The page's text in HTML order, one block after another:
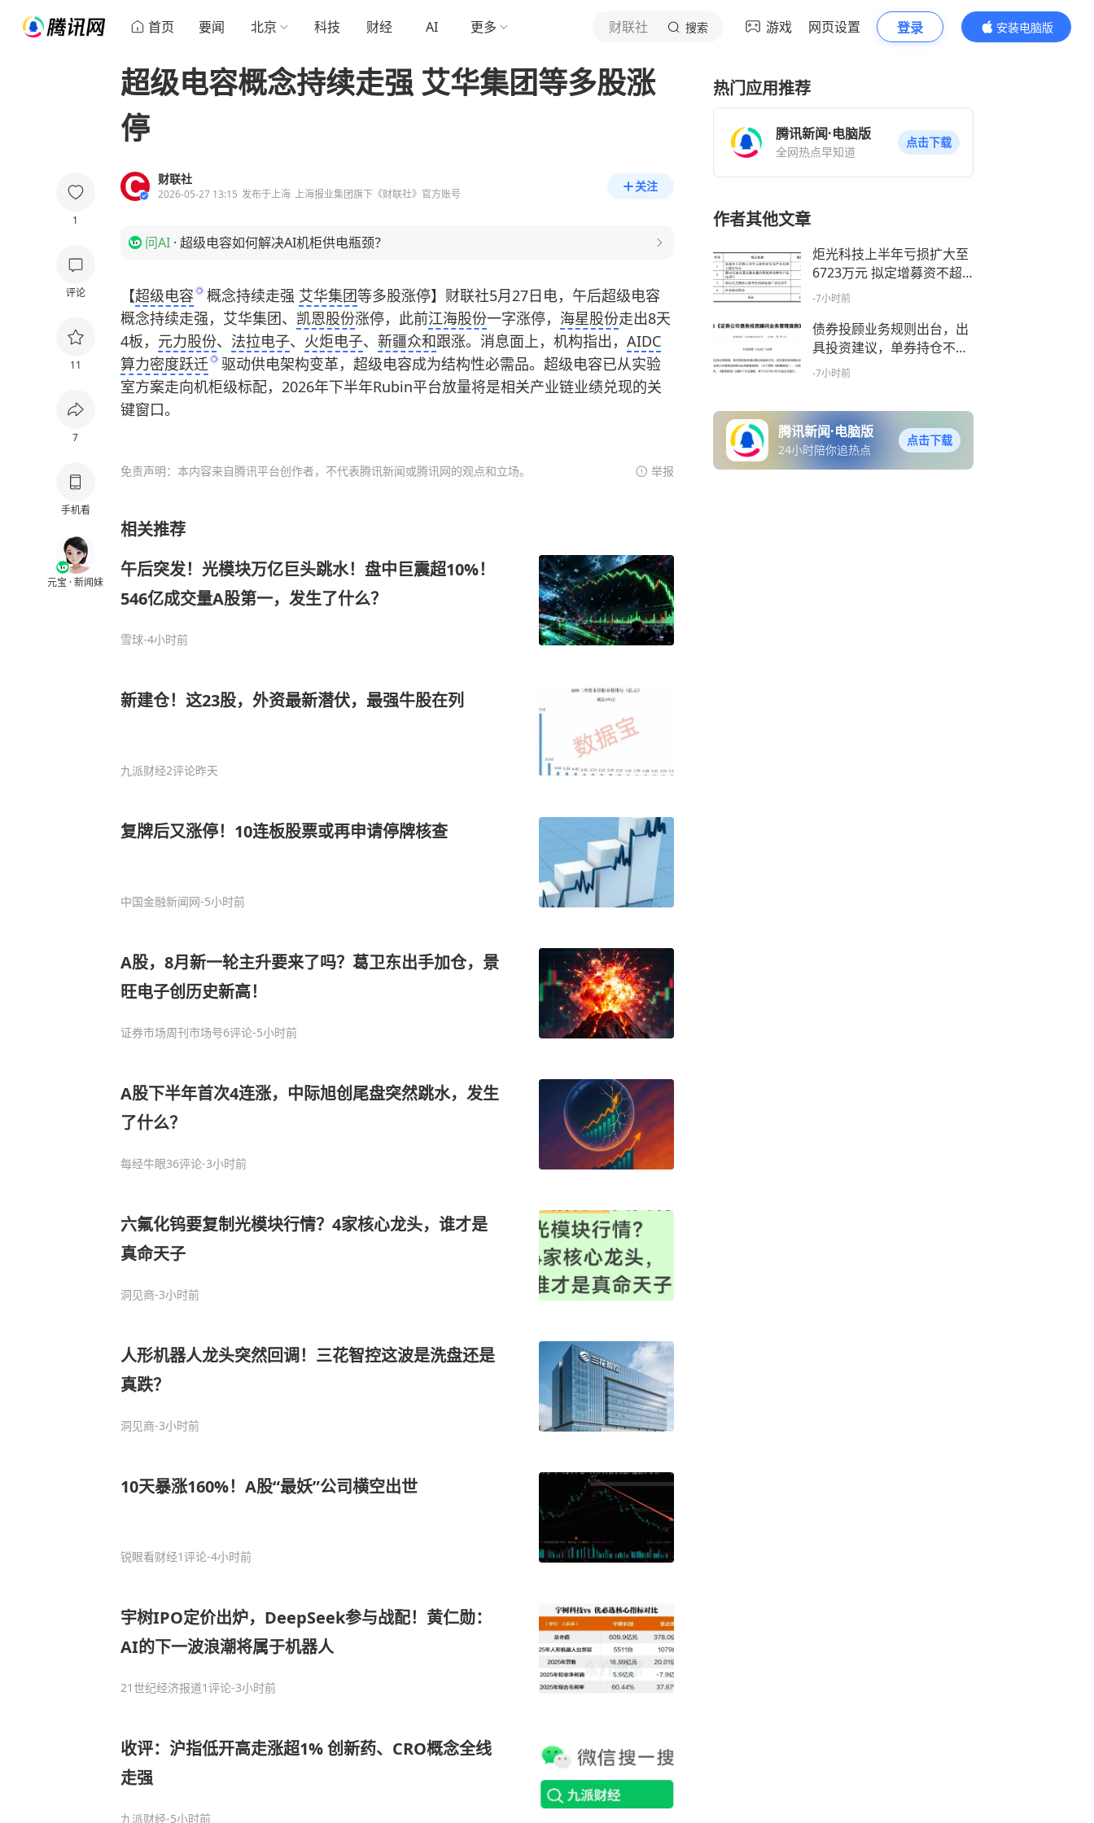
首页 要闻 北京 科技 财经 AI 更多 财联社 搜索 游戏 网页设置 登录
安装电脑版
内容更精彩
1
评论
11
7
手机看
元宝 · 新闻妹
超级电容概念持续走强 艾华集团等多股涨
停
财联社
2026-05-27 13:15 发布于上海 上海报业集团旗下《财联社》官方账号
关注
问AI · 超级电容如何解决AI机柜供电瓶颈？
【超级电容 概念持续走强 艾华集团等多股涨停】财联社5月27日电，午后超级电容
概念持续走强，艾华集团、 凯恩股份涨停，此前江海股份一字涨停， 海星股份走出8天
4板， 元力股份、 法拉电子、 火炬电子、 新疆众和跟涨。消息面上，机构指出， AIDC
算力密度跃迁
驱动供电架构变革，超级电容成为结构性必需品。超级电容已从实验
室方案走向机柜级标配，2026年下半年Rubin平台放量将是相关产业链业绩兑现的关
键窗口。
免责声明：本内容来自腾讯平台创作者，不代表腾讯新闻或腾讯网的观点和立场。 举报
相关推荐
午后突发！光模块万亿巨头跳水！盘中巨震超10%！
546亿成交量A股第一，发生了什么？
雪球-4小时前
新建仓！这23股，外资最新潜伏，最强牛股在列
九派财经2评论昨天
复牌后又涨停！10连板股票或再申请停牌核查
中国金融新闻网-5小时前
A股，8月新一轮主升要来了吗？葛卫东出手加仓，景
旺电子创历史新高！
证券市场周刊市场号6评论-5小时前
A股下半年首次4连涨，中际旭创尾盘突然跳水，发生
了什么？
每经牛眼36评论-3小时前
六氟化钨要复制光模块行情？4家核心龙头，谁才是
真命天子
洞见商-3小时前
人形机器人龙头突然回调！三花智控这波是洗盘还是
真跌？
洞见商-3小时前
10天暴涨160%！A股“最妖”公司横空出世
锐眼看财经1评论-4小时前
宇树IPO定价出炉，DeepSeek参与战配！黄仁勋：
AI的下一波浪潮将属于机器人
21世纪经济报道1评论-3小时前
收评：沪指低开高走涨超1% 创新药、CRO概念全线
走强
九派财经-5小时前
热门应用推荐
腾讯新闻·电脑版
全网热点早知道
点击下载
作者其他文章
炬光科技上半年亏损扩大至
6723万元 拟定增募资不超1
0.21亿元 用于高端光互联光
-7小时前
债券投顾业务规则出台，出
具投资建议，单券持仓不得
超过25%
-7小时前
腾讯新闻·电脑版
24小时陪你追热点
点击下载